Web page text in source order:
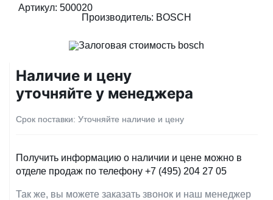
Артикул: 500020
Производитель: BOSCH
Наличие и цену
уточняйте у менеджера
Срок поставки: Уточняйте наличие и цену
Получить информацию о наличии и цене можно в
отделе продаж по телефону +7 (495) 204 27 05
Так же, вы можете заказать звонок и наш менеджер